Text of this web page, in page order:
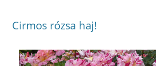
Cirmos rózsa haj!